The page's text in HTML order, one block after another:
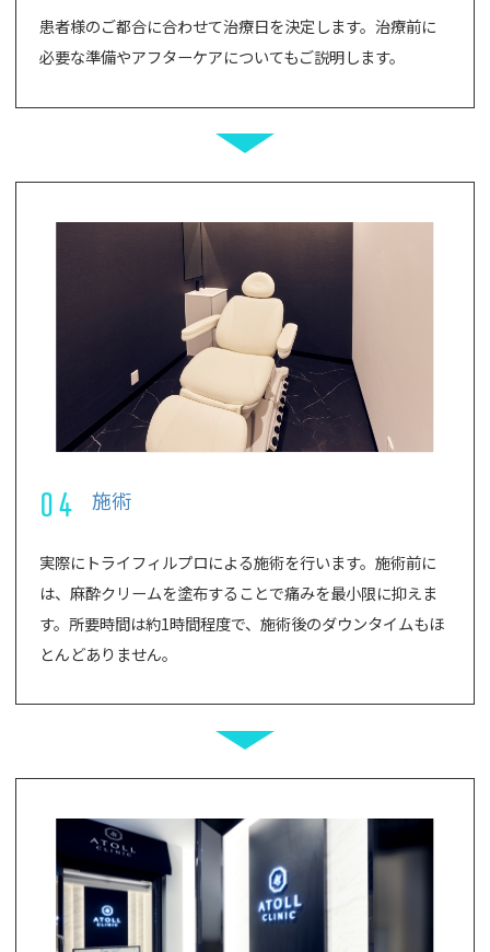
患者様のご都合に合わせて治療日を決定します。治療前に
必要な準備やアフターケアについてもご説明します。
04 施術
実際にトライフィルプロによる施術を行います。施術前に
は、麻酔クリームを塗布することで痛みを最小限に抑えま
す。所要時間は約1時間程度で、施術後のダウンタイムもほ
とんどありません。